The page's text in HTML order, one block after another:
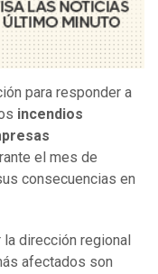
para responder a
incendios
el mes de
consecuencias en
dirección regional
afectados son